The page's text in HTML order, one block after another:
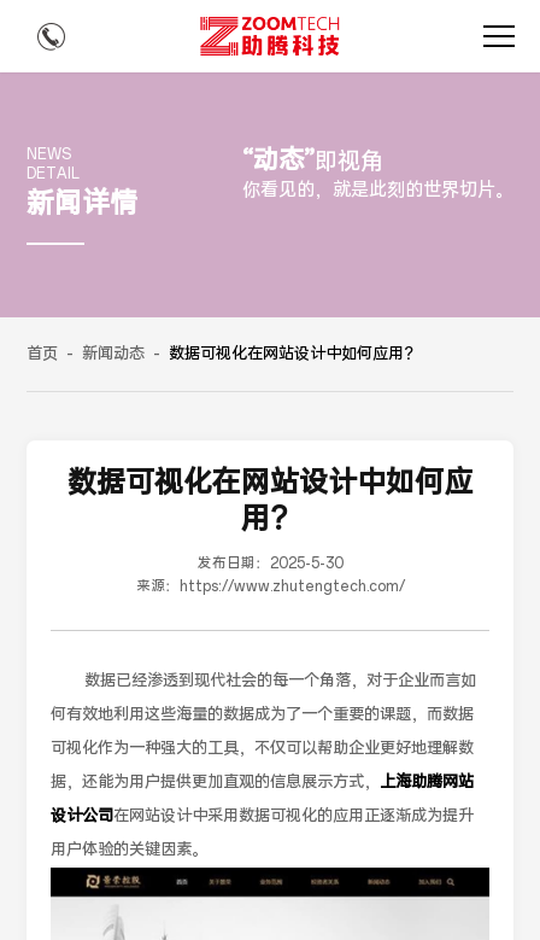
NEWS
DETAIL
新闻详情
“动态”即视角
你看见的，就是此刻的世界切片。
首页 - 新闻动态 - 数据可视化在网站设计中如何应用？
数据可视化在网站设计中如何应
用？
发布日期：
2025-5-30
来源：
https://www.zhutengtech.com/
数据已经渗透到现代社会的每一个角落，对于企业而言如
何有效地利用这些海量的数据成为了一个重要的课题，而数据
可视化作为一种强大的工具，不仅可以帮助企业更好地理解数
据，还能为用户提供更加直观的信息展示方式， 上海助腾网站
设计公司在网站设计中采用数据可视化的应用正逐渐成为提升
用户体验的关键因素。